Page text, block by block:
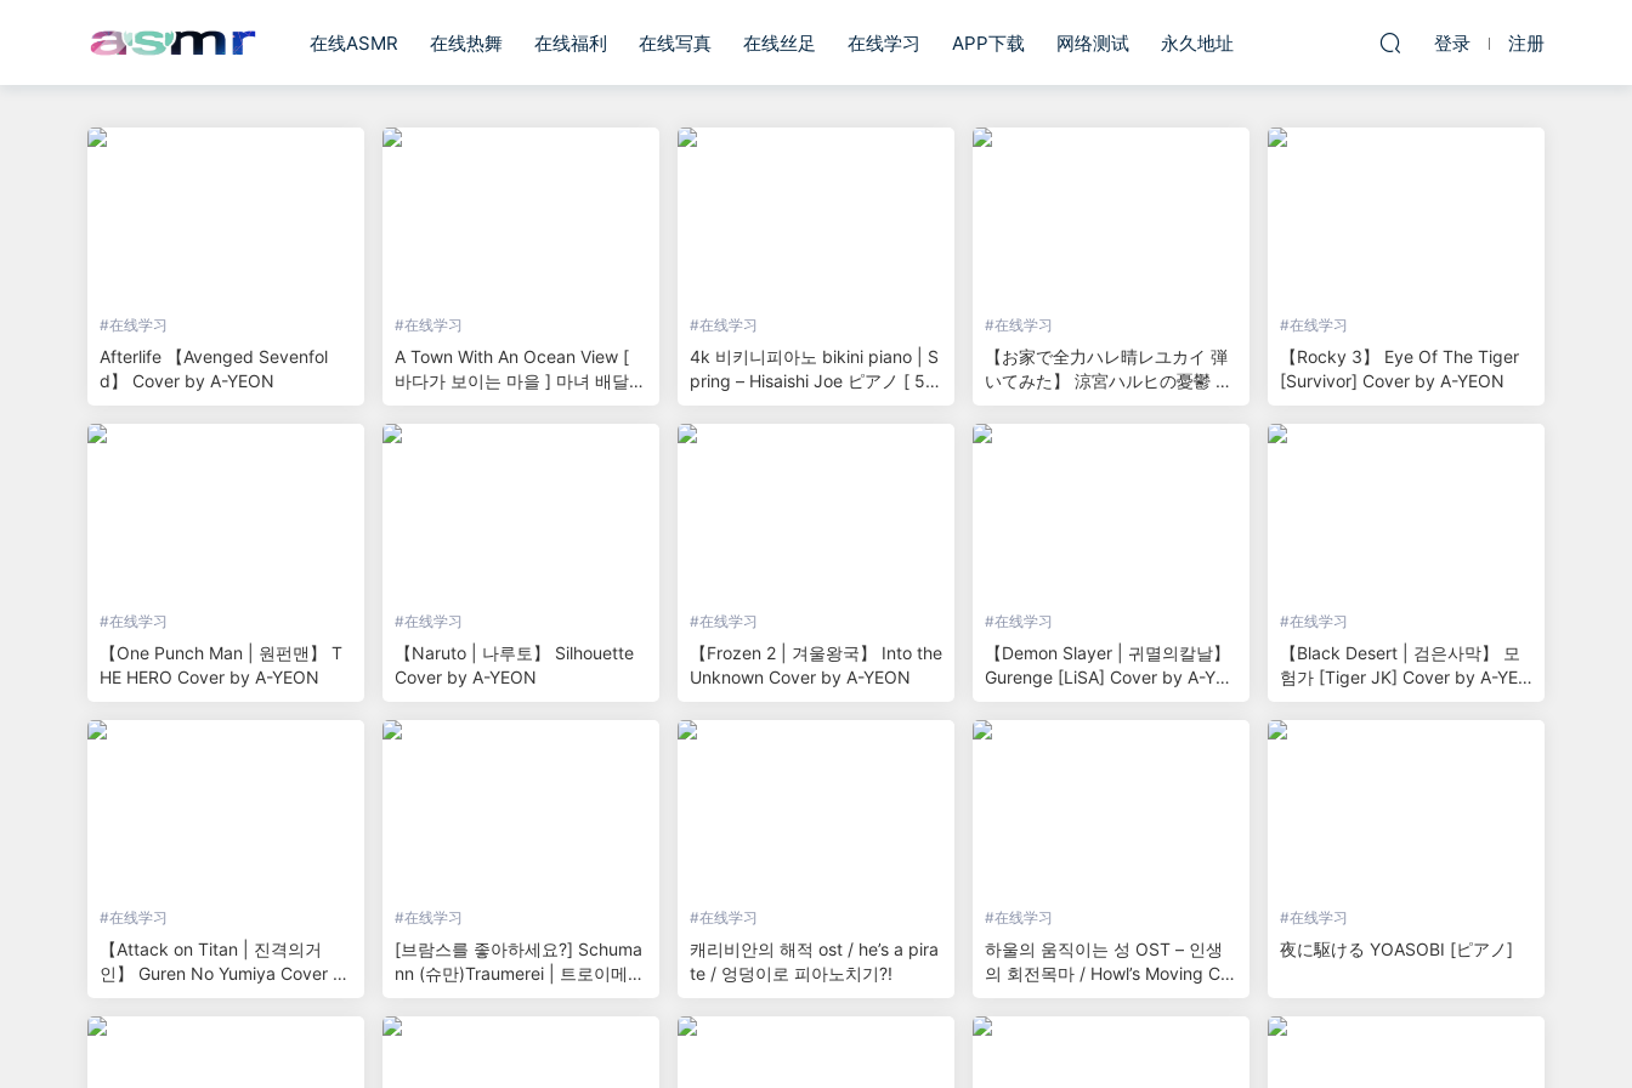
在线ASMR 在线热舞 在线福利 在线写真 在线丝足 在线学习 APP下载 网络测试 永久地址 登录 注册
#在线学习
Afterlife 【Avenged Sevenfol
d】 Cover by A-YEON
#在线学习
A Town With An Ocean View [
바다가 보이는 마을 ] 마녀 배달부
키키 OST | piano cover | 피아노
커버
#在线学习
4k 비키니피아노 bikini piano | S
pring – Hisaishi Joe ピアノ [ 50
만감사연주 ]
#在线学习
【お家で全力ハレ晴レユカイ 弾
いてみた】 涼宮ハルヒの憂鬱 ED
ハレ晴レユカイ Suzumiya Haru
hi no Yuuutsu [ピアノ]
#在线学习
【Rocky 3】 Eye Of The Tiger
[Survivor] Cover by A-YEON
#在线学习
【One Punch Man | 원펀맨】 T
HE HERO Cover by A-YEON
#在线学习
【Naruto | 나루토】 Silhouette
Cover by A-YEON
#在线学习
【Frozen 2 | 겨울왕국】 Into the
Unknown Cover by A-YEON
#在线学习
【Demon Slayer | 귀멸의칼날】
Gurenge [LiSA] Cover by A-YE
ON
#在线学习
【Black Desert | 검은사막】 모
험가 [Tiger JK] Cover by A-YEO
N
#在线学习
【Attack on Titan | 진격의거
인】 Guren No Yumiya Cover b
y A-YEON
#在线学习
[브람스를 좋아하세요?] Schuma
nn (슈만)Traumerei | 트로이메라
이 | piano & kalimba
#在线学习
캐리비안의 해적 ost / he’s a pira
te / 엉덩이로 피아노치기?!
#在线学习
하울의 움직이는 성 OST – 인생
의 회전목마 / Howl’s Moving Ca
stle / piano cover / 피아노커버
#在线学习
夜に駆ける YOASOBI [ピアノ]